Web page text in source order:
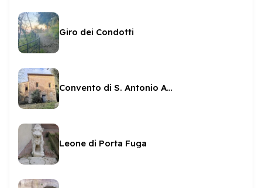
Giro dei Condotti
Convento di S. Antonio Abate
Leone di Porta Fuga